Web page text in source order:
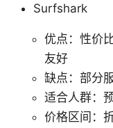
Surfshark
优点：性价
友好
缺点：部分
适合人群：
价格区间：